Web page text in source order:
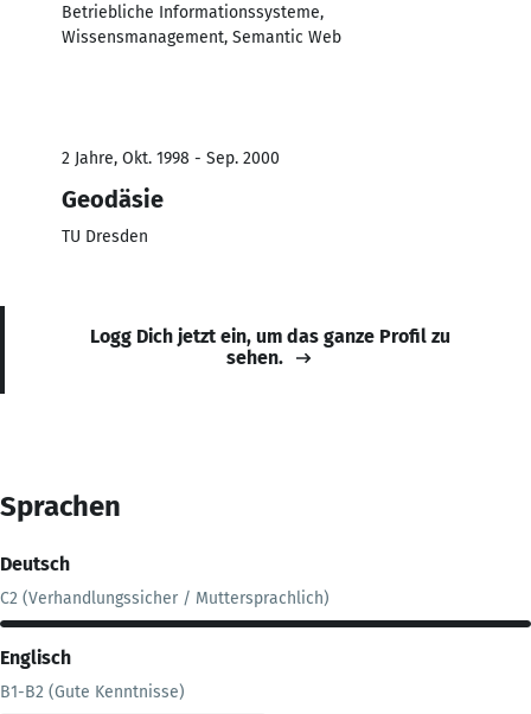
Betriebliche Informationssysteme,
Wissensmanagement, Semantic Web
2 Jahre, Okt. 1998 - Sep. 2000
Geodäsie
TU Dresden
Logg Dich jetzt ein, um das ganze Profil zu
sehen.
Sprachen
Deutsch
C2 (Verhandlungssicher / Muttersprachlich)
Englisch
B1-B2 (Gute Kenntnisse)